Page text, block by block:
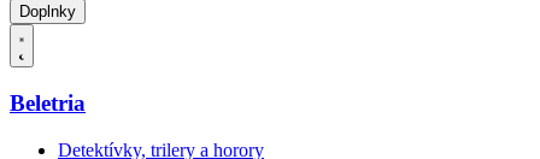
Doplnky
Beletria
Detektívky, trilery a horory